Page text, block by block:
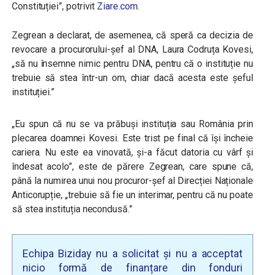
Constituției”, potrivit Ziare.com.
Zegrean a declarat, de asemenea, că speră ca decizia de
revocare a procurorului-șef al DNA, Laura Codruța Kovesi,
„să nu însemne nimic pentru DNA, pentru că o instituție nu
trebuie să stea într-un om, chiar dacă acesta este șeful
instituției.”
„Eu spun că nu se va prăbuși instituția sau România prin
plecarea doamnei Kovesi. Este trist pe final că își încheie
cariera. Nu este ea vinovată, și-a făcut datoria cu vârf și
îndesat acolo”, este de părere Zegrean, care spune că,
până la numirea unui nou procuror-șef al Direcției Naționale
Anticorupție, „trebuie să fie un interimar, pentru că nu poate
să stea instituția necondusă.”
Echipa Biziday nu a solicitat și nu a acceptat
nicio formă de finanțare din fonduri